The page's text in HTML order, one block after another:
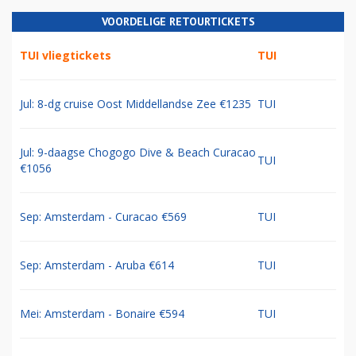
VOORDELIGE RETOURTICKETS
TUI vliegtickets TUI
Jul: 8-dg cruise Oost Middellandse Zee €1235 TUI
Jul: 9-daagse Chogogo Dive & Beach Curacao
€1056
TUI
Sep: Amsterdam - Curacao €569 TUI
Sep: Amsterdam - Aruba €614 TUI
Mei: Amsterdam - Bonaire €594 TUI